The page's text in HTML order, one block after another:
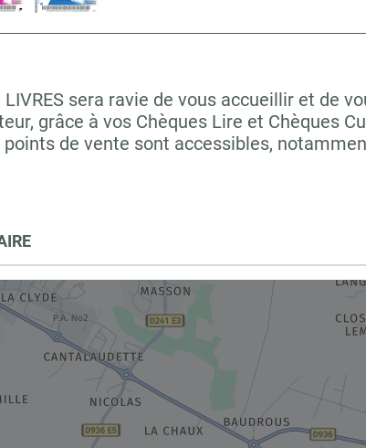
LIVRES sera ravie de vous accueillir et de
grâce à vos Chèques Lire et Chèques
de vente sont accessibles, notamment